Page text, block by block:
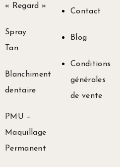
« Regard »
Spray
Tan
Blanchiment
dentaire
PMU –
Maquillage
Permanent
Contact
Blog
Conditions
générales
de vente